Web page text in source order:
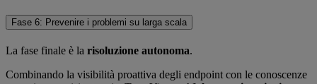
Fase 6: Prevenire i problemi su larga scala
La fase finale è la risoluzione autonoma.
Combinando la visibilità proattiva degli endpoint con le conoscenze